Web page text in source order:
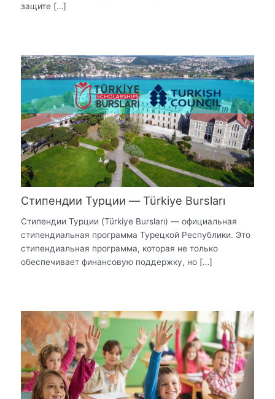
защите […]
Стипендии Турции — Türkiye Bursları
Стипендии Турции (Türkiye Bursları) — официальная
стипендиальная программа Турецкой Республики. Это
стипендиальная программа, которая не только
обеспечивает финансовую поддержку, но […]